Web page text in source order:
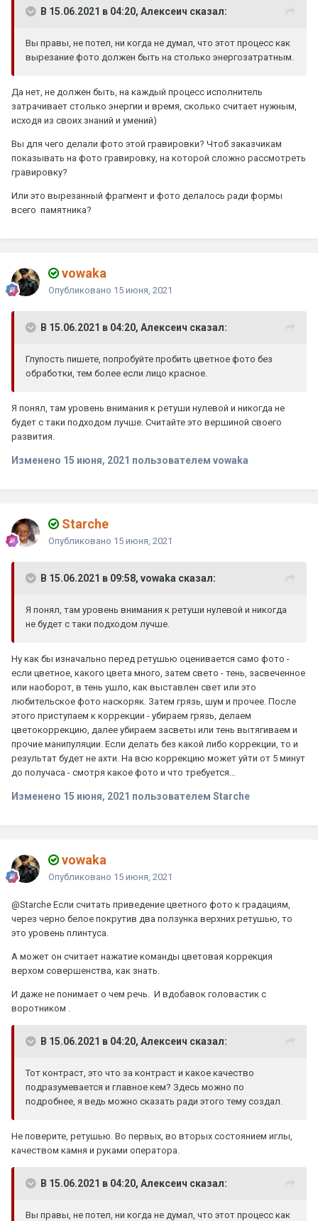
В 15.06.2021 в 04:20, Алексеич сказал:
Вы правы, не потел, ни когда не думал, что этот процесс как
вырезание фото должен быть на столько энергозатратным.
Да нет, не должен быть, на каждый процесс исполнитель
затрачивает столько энергии и время, сколько считает нужным,
исходя из своих знаний и умений)
Вы для чего делали фото этой гравировки? Чтоб заказчикам
показывать на фото гравировку, на которой сложно рассмотреть
гравировку?
Или это вырезанный фрагмент и фото делалось ради формы
всего памятника?
vowaka
Опубликовано 15 июня, 2021
В 15.06.2021 в 04:20, Алексеич сказал:
Глупость пишете, попробуйте пробить цветное фото без
обработки, тем более если лицо красное.
Я понял, там уровень внимания к ретуши нулевой и никогда не
будет с таки подходом лучше. Считайте это вершиной своего
развития.
Изменено 15 июня, 2021 пользователем vowaka
Starche
Опубликовано 15 июня, 2021
В 15.06.2021 в 09:58, vowaka сказал:
Я понял, там уровень внимания к ретуши нулевой и никогда
не будет с таки подходом лучше.
Ну как бы изначально перед ретушью оценивается само фото -
если цветное, какого цвета много, затем свето - тень, засвеченное
или наоборот, в тень ушло, как выставлен свет или это
любительское фото наскоряк. Затем грязь, шум и прочее. После
этого приступаем к коррекции - убираем грязь, делаем
цветокоррекцию, далее убираем засветы или тень вытягиваем и
прочие манипуляции. Если делать без какой либо коррекции, то и
результат будет не ахти. На всю коррекцию может уйти от 5 минут
до получаса - смотря какое фото и что требуется...
Изменено 15 июня, 2021 пользователем Starche
vowaka
Опубликовано 15 июня, 2021
@Starche Если считать приведение цветного фото к градациям,
через черно белое покрутив два ползунка верхних ретушью, то
это уровень плинтуса.
А может он считает нажатие команды цветовая коррекция
верхом совершенства, как знать.
И даже не понимает о чем речь. И вдобавок головастик с
воротником .
В 15.06.2021 в 04:20, Алексеич сказал:
Тот контраст, это что за контраст и какое качество
подразумевается и главное кем? Здесь можно по
подробнее, я ведь можно сказать ради этого тему создал.
Не поверите, ретушью. Во первых, во вторых состоянием иглы,
качеством камня и руками оператора.
В 15.06.2021 в 04:20, Алексеич сказал:
Вы правы, не потел, ни когда не думал, что этот процесс как